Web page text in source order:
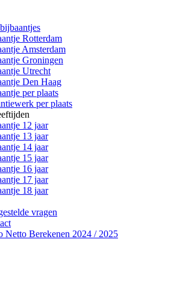
Rotterdam
Amsterdam
Groningen
Utrecht
Den Haag
per plaats
per plaats
12 jaar
13 jaar
14 jaar
15 jaar
16 jaar
17 jaar
18 jaar
vragen
Netto Berekenen 2024 / 2025